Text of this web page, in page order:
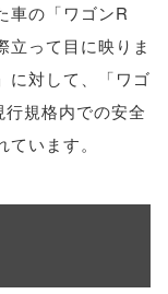
車の「ワゴンR
立って目に映りま
に対して、「ワゴ
規格内での安全
います。